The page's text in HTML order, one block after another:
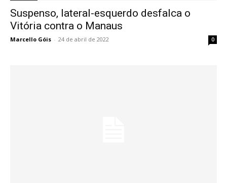
Suspenso, lateral-esquerdo desfalca o
Vitória contra o Manaus
Marcello Góis - 24 de abril de 2022 0